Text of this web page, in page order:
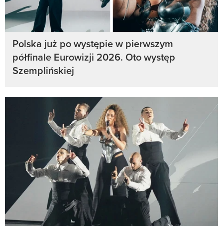
Polska już po występie w pierwszym
półfinale Eurowizji 2026. Oto występ
Szemplińskiej